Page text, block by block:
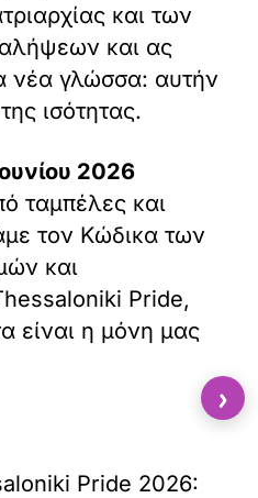
και των
και ας
νέα γλώσσα: αυτήν
ισότητας.
2026
ταμπέλες και
τον Κώδικα των
και
Pride,
είναι η μόνη μας
Pride 2026:
›